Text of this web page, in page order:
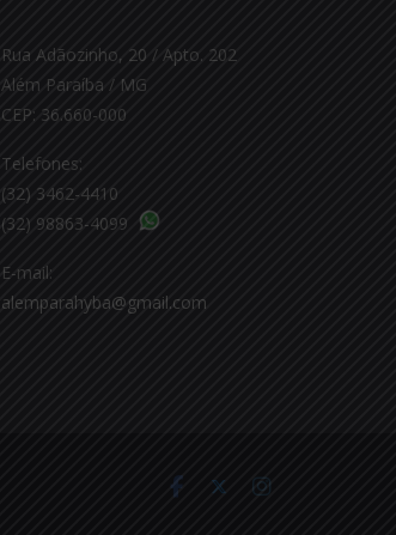
Rua Adãozinho, 20 / Apto. 202
Além Paraíba / MG
CEP: 36.660-000
Telefones:
(32) 3462-4410
(32) 98863-4099
E-mail:
alemparahyba@gmail.com